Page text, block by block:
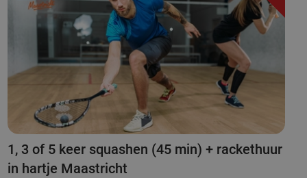
1, 3 of 5 keer squashen (45 min) + rackethuur
in hartje Maastricht